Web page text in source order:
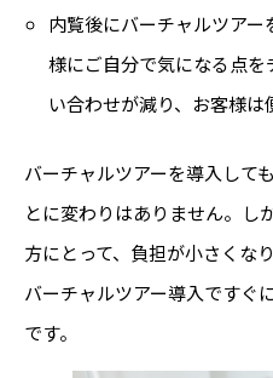
内覧後にバーチャルツア
様にご自分で気になる点
い合わせが減り、お客様は
バーチャルツアーを導入して
とに変わりはありません。し
方にとって、負担が小さくな
バーチャルツアー導入ですぐ
です。